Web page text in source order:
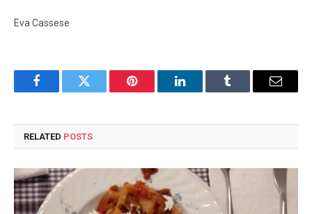
Eva Cassese
FacebookTwitter Pinterest LinkedInTumblr Email
RELATED POSTS